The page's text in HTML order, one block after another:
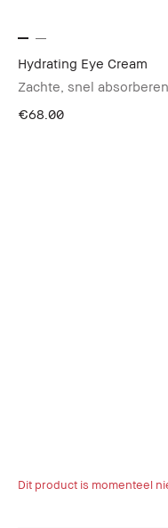
Hydrating Eye Cream
Zachte, snel
€68.00
Dit product is momenteel